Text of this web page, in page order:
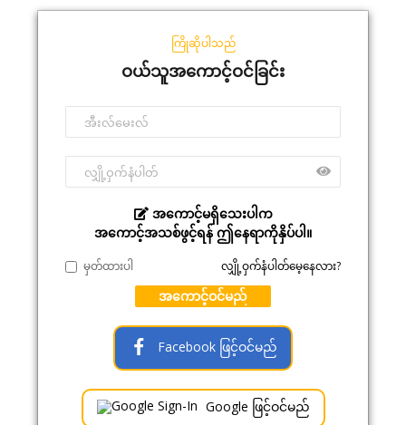
ကြိုဆိုပါသည်
ဝယ်သူအကောင့်ဝင်ခြင်း
အကောင့်မရှိသေးပါက
အကောင့်အသစ်ဖွင့်ရန် ဤနေရာကိုနှိပ်ပါ။
မှတ်ထားပါ လျှို့ဝှက်နံပါတ်မေ့နေလား?
အကောင့်ဝင်မည်
Facebook ဖြင့်ဝင်မည်
Google ဖြင့်ဝင်မည်